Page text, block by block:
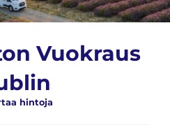
Vuokraus
hintoja